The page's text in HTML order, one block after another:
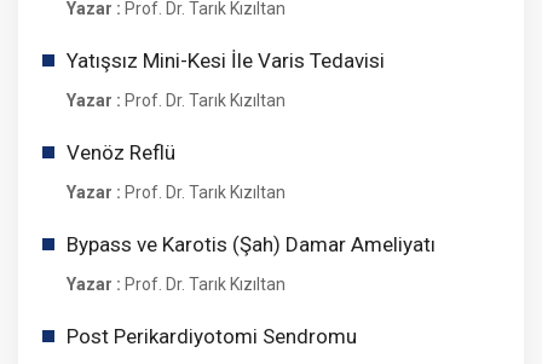
Yazar : Prof. Dr. Tarık Kızıltan
Yatışsız Mini-Kesi İle Varis Tedavisi
Yazar : Prof. Dr. Tarık Kızıltan
Venöz Reflü
Yazar : Prof. Dr. Tarık Kızıltan
Bypass ve Karotis (Şah) Damar Ameliyatı
Yazar : Prof. Dr. Tarık Kızıltan
Post Perikardiyotomi Sendromu